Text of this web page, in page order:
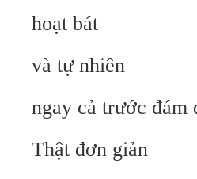
hoạt bát
và tự nhiên
ngay cả trước đám
Thật đơn giản